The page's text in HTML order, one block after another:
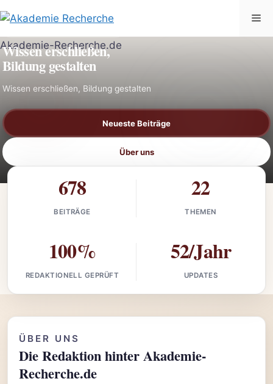
Inhalt
springen
Wissen erschließen,
Bildung gestalten
Wissen erschließen, Bildung gestalten
Neueste Beiträge
Über uns
678
BEITRÄGE
22
THEMEN
100%
REDAKTIONELL GEPRÜFT
52/Jahr
UPDATES
ÜBER UNS
Die Redaktion hinter Akademie-
Recherche.de